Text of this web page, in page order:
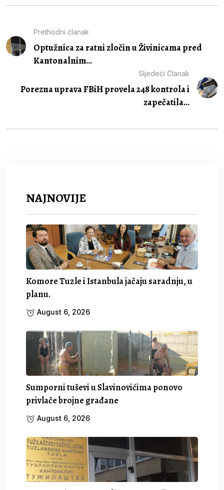
Prethodni članak
Optužnica za ratni zločin u Živinicama pred
Kantonalnim...
Sljedeći Članak
Porezna uprava FBiH provela 248 kontrola i
zapečatila...
NAJNOVIJE
Komore Tuzle i Istanbula jačaju saradnju, u
planu.
August 6, 2026
Sumporni tuševi u Slavinovićima ponovo
privlače brojne građane
August 6, 2026